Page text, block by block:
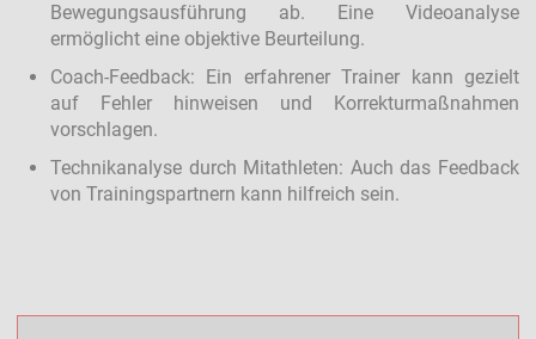
Bewegungsausführung ab. Eine Videoanalyse
ermöglicht eine objektive Beurteilung.
Coach-Feedback: Ein erfahrener Trainer kann gezielt
auf Fehler hinweisen und Korrekturmaßnahmen
vorschlagen.
Technikanalyse durch Mitathleten: Auch das Feedback
von Trainingspartnern kann hilfreich sein.